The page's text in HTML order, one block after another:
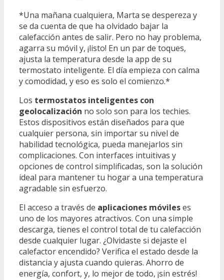
*Una mañana cualquiera, Marta se despereza y
se da cuenta de que ha olvidado bajar la
calefacción antes de salir. Pero no hay problema,
agarra su móvil y, ¡listo! En un par de toques,
ajusta la temperatura desde la app de su
termostato inteligente. El día empieza con calma
y comodidad, y eso es solo el comienzo.*
Los termostatos inteligentes con
geolocalización no solo son para los techies.
Estos dispositivos están diseñados para que
cualquier persona, sin importar su nivel de
habilidad tecnológica, pueda manejarlos sin
complicaciones. Con interfaces intuitivas y
opciones de control simplificadas, son la solución
ideal para mantener tu hogar a una temperatura
agradable sin esfuerzo.
El acceso a través de aplicaciones móvileses
uno de los mayores atractivos. Con una simple
descarga, tienes el control total de tu calefacción
desde cualquier lugar. ¿Olvidaste si dejaste el
calefactor encendido? Verifica el estado desde la
distancia y ajusta cuando quieras. Ahorro de
energía, confort, y, lo mejor de todo, ¡sin estrés!